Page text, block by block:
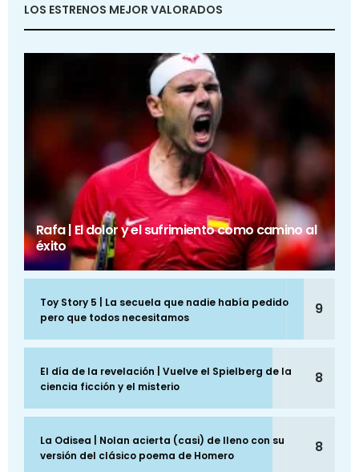
LOS ESTRENOS MEJOR VALORADOS
Rafa | El dolor y el sufrimiento como camino al
éxito
Toy Story 5 | La secuela que nadie había pedido
pero que todos necesitamos
9
El día de la revelación | Vuelve el Spielberg de la
ciencia ficción y el misterio
8
La Odisea | Nolan acierta (casi) de lleno con su
versión del clásico poema de Homero
8